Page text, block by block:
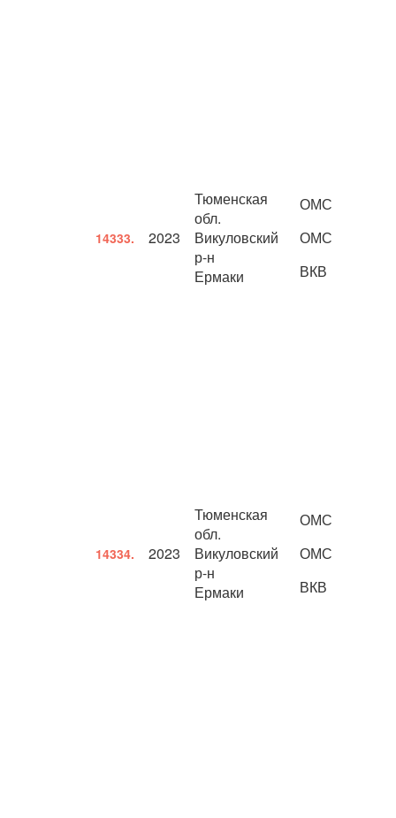
14333. 2023
Тюменская
обл.
Викуловский
р-н
Ермаки
ОМС
ОМС
ВКВ
14334. 2023
Тюменская
обл.
Викуловский
р-н
Ермаки
ОМС
ОМС
ВКВ